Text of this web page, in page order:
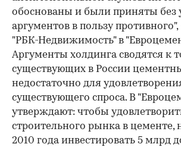
обоснованы и были приняты без
аргументов в пользу
"РБК-Недвижимость" в
Аргументы холдинга сводятся к
существующих в России
недостаточно для
существующего спроса. В
утверждают: чтобы
строительного рынка в цементе,
2010 года инвестировать 5 млрд